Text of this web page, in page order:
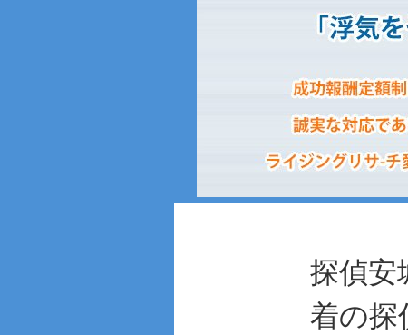
探偵
着の探